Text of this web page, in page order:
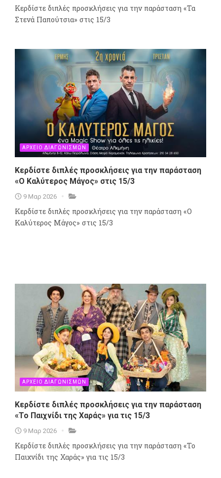
Κερδίστε διπλές προσκλήσεις για την παράσταση «Τα
Στενά Παπούτσια» στις 15/3
ΑΡΧΕΙΟ ΔΙΑΓΩΝΙΣΜΩΝ
Κερδίστε διπλές προσκλήσεις για την παράσταση
«Ο Καλύτερος Μάγος» στις 15/3
9 Μαρ 2026
Κερδίστε διπλές προσκλήσεις για την παράσταση «Ο
Καλύτερος Μάγος» στις 15/3
ΑΡΧΕΙΟ ΔΙΑΓΩΝΙΣΜΩΝ
Κερδίστε διπλές προσκλήσεις για την παράσταση
«Το Παιχνίδι της Χαράς» για τις 15/3
9 Μαρ 2026
Κερδίστε διπλές προσκλήσεις για την παράσταση «Το
Παιχνίδι της Χαράς» για τις 15/3